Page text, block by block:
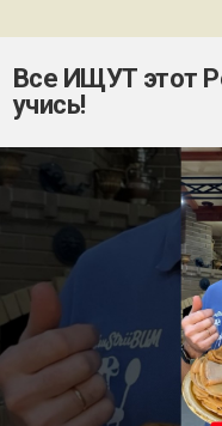
Все ИЩУТ этот
учись!